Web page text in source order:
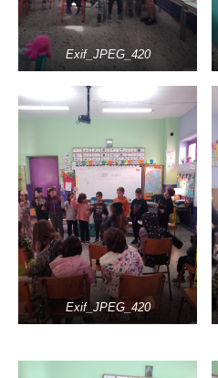
Exif_JPEG_420
Exif_JPEG_420